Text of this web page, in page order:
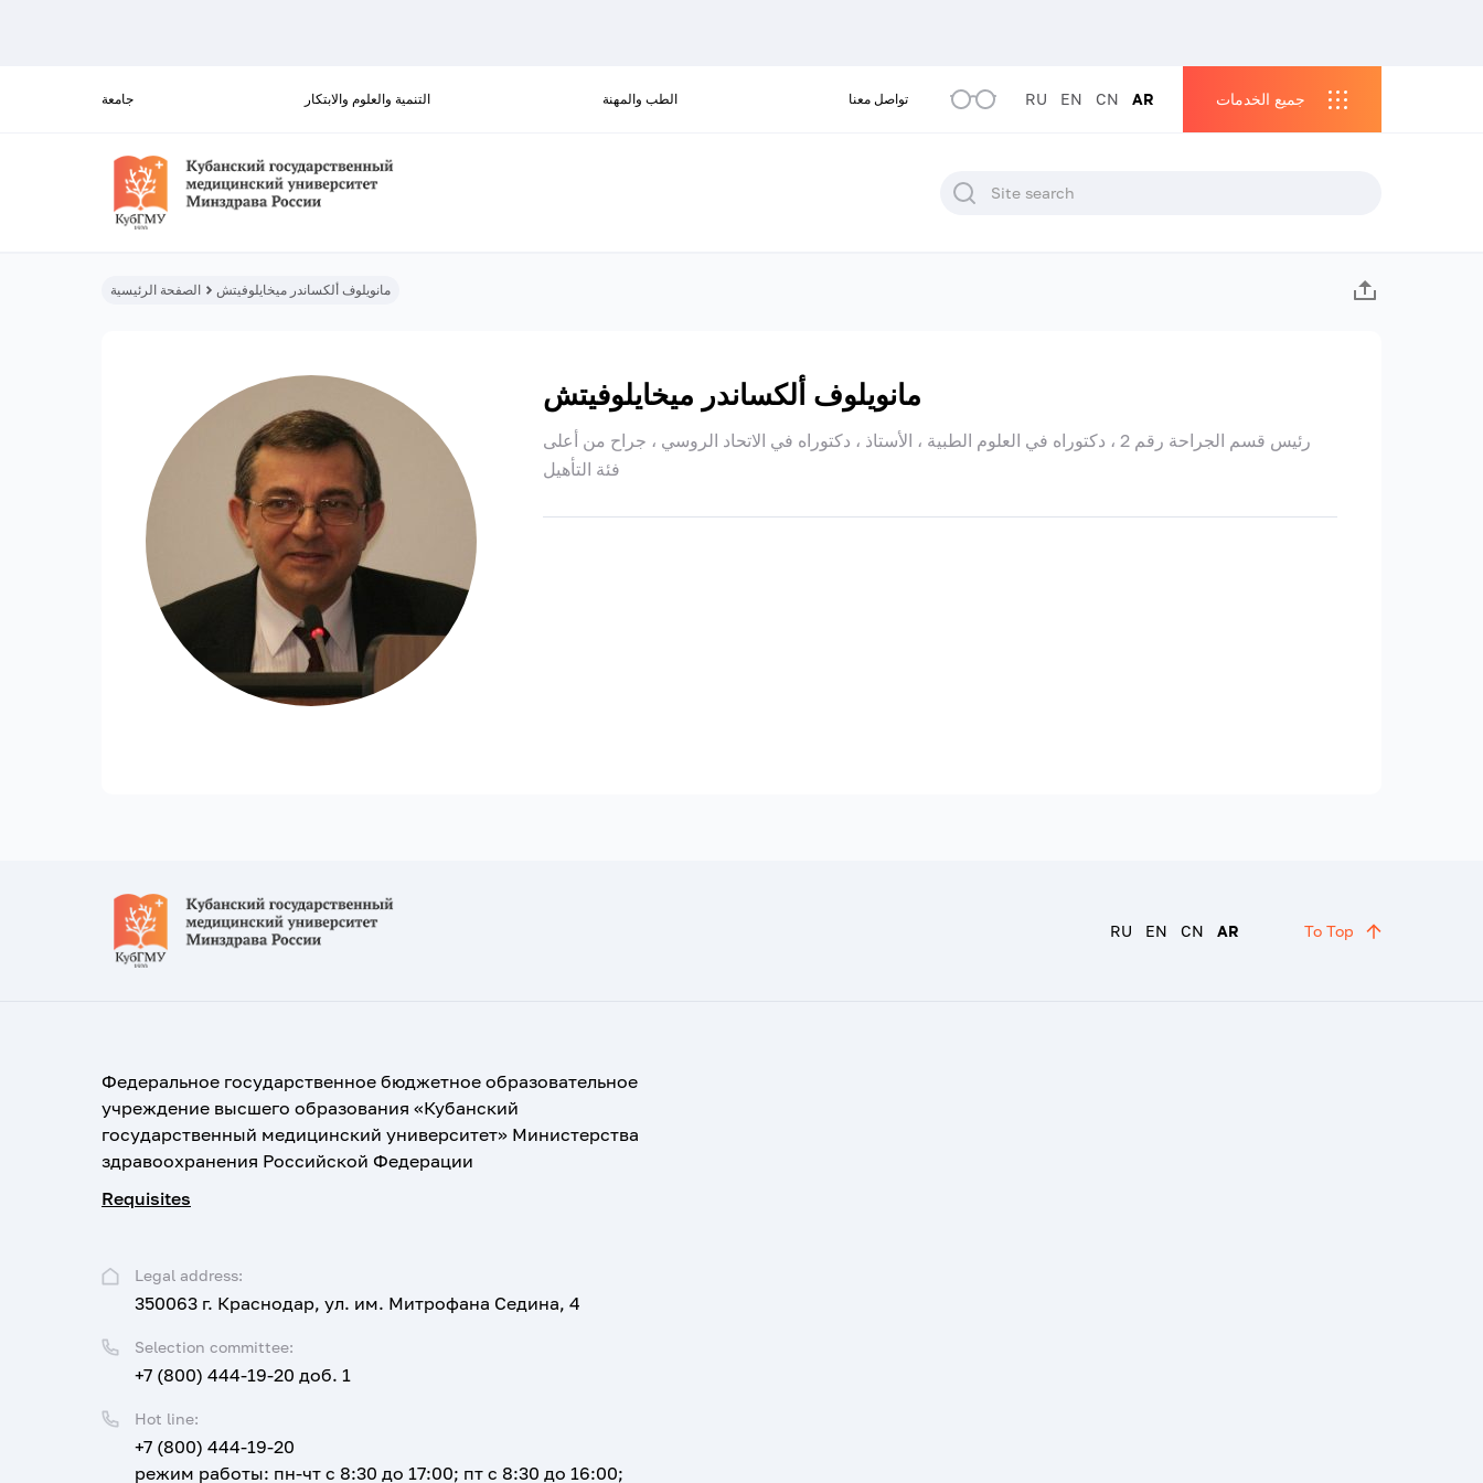
جامعة التنمية والعلوم والابتكار الطب والمهنة تواصل معنا RU EN CN AR جميع الخدمات
الصفحة الرئيسية مانويلوف ألكساندر ميخايلوفيتش
مانويلوف ألكساندر ميخايلوفيتش
رئيس قسم الجراحة رقم 2 ، دكتوراه في العلوم الطبية ، الأستاذ ، دكتوراه في الاتحاد الروسي ، جراح من أعلى
فئة التأهيل
RU EN CN AR To Top
Федеральное государственное бюджетное образовательное
учреждение высшего образования «Кубанский
государственный медицинский университет» Министерства
здравоохранения Российской Федерации
Requisites
Legal address:
350063 г. Краснодар, ул. им. Митрофана Седина, 4
Selection committee:
+7 (800) 444-19-20 доб. 1
Hot line:
+7 (800) 444-19-20
режим работы: пн-чт с 8:30 до 17:00; пт с 8:30 до 16:00;